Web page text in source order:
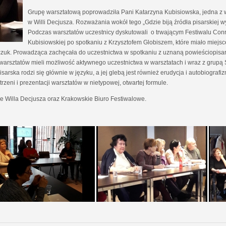
Grupę warsztatową poprowadziła Pani Katarzyna Kubisiowska, jedna
w Willi Decjusza. Rozważania wokół tego „Gdzie biją źródła pisarskiej
Podczas warsztatów uczestnicy dyskutowali o trwającym Festiwalu
Kubisiowskiej po spotkaniu z Krzysztofem Globiszem, które miało
Prowadząca zachęcała do uczestnictwa w spotkaniu z uznaną
mieli możliwość aktywnego uczestnictwa w warsztatach i wraz z
rodzi się głównie w języku, a jej glebą jest również erudycja i
i prezentacji warsztatów w nietypowej, otwartej formule.
Willa Decjusza oraz Krakowskie Biuro Festiwalowe.